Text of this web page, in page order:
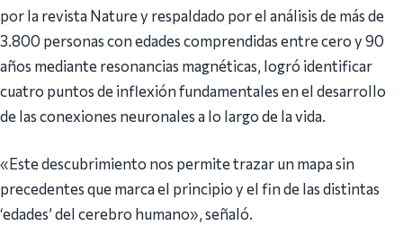
por la revista Nature y respaldado por el análisis de más de
3.800 personas con edades comprendidas entre cero y 90
años mediante resonancias magnéticas, logró identificar
cuatro puntos de inflexión fundamentales en el desarrollo
de las conexiones neuronales a lo largo de la vida.
«Este descubrimiento nos permite trazar un mapa sin
precedentes que marca el principio y el fin de las distintas
‘edades’ del cerebro humano», señaló.